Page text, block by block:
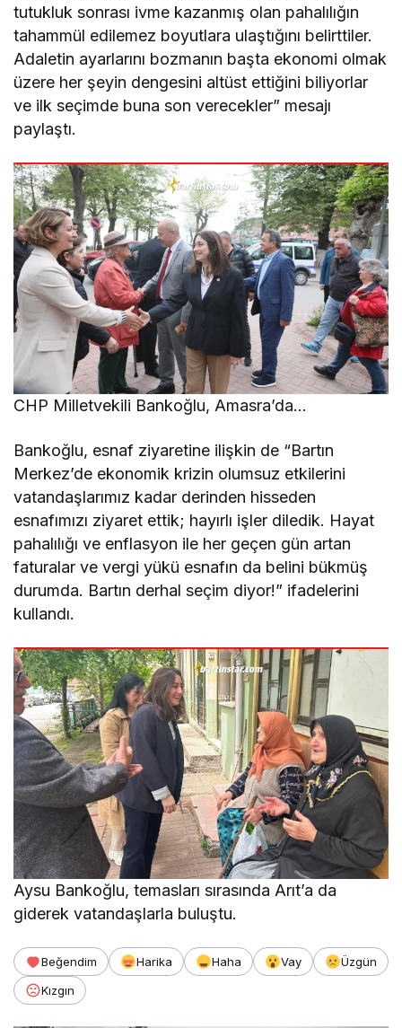
tutukluk sonrası ivme kazanmış olan pahalılığın
tahammül edilemez boyutlara ulaştığını belirttiler.
Adaletin ayarlarını bozmanın başta ekonomi olmak
üzere her şeyin dengesini altüst ettiğini biliyorlar
ve ilk seçimde buna son verecekler” mesajı
paylaştı.
CHP Milletvekili Bankoğlu, Amasra’da…
Bankoğlu, esnaf ziyaretine ilişkin de “Bartın
Merkez’de ekonomik krizin olumsuz etkilerini
vatandaşlarımız kadar derinden hisseden
esnafımızı ziyaret ettik; hayırlı işler diledik. Hayat
pahalılığı ve enflasyon ile her geçen gün artan
faturalar ve vergi yükü esnafın da belini bükmüş
durumda. Bartın derhal seçim diyor!” ifadelerini
kullandı.
Aysu Bankoğlu, temasları sırasında Arıt’a da
giderek vatandaşlarla buluştu.
Beğendim Harika Haha Vay
Üzgün
Kızgın